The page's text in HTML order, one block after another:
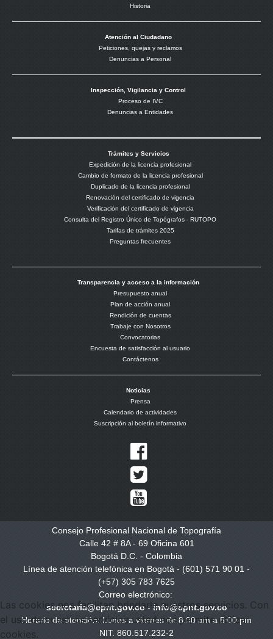
Historia
Atención al Ciudadano
Peticiones, quejas y reclamos
Denuncias a Personal
Inspección, Vigilancia y Control
Proceso de IVC
Denuncias a Entidades
Trámites y Servicios
Expedición de la licencia profesional
Cambio de formato de la licencia profesional
Duplicado de la licencia profesional
Renovación del certificado de vigencia
Verificación del certificado de vigencia
Consulta del Registro Único de Topógrafos - RUTOPO
Tarifas de trámites 2025
Preguntas frecuentes
Transparencia y acceso a la información
Presupuesto anual
Plan de acción anual
Rendición de cuentas
Trabaje con Nosotros
Convocatorias
Encuesta de satisfacción al usuario
Contáctenos
Noticias
Prensa
Calendario de actividades
Suscripción al boletín informativo
Consejo Profesional Nacional de Topografía
Calle 42 # 8A - 69 Oficina 601
Bogotá D.C. - Colombia
Línea de atención telefónica en Bogotá - (601) 571 90 01 -
(+57) 305 783 7625
Correo electrónico:
secretaria@cpnt.gov.co-info@cpnt.gov.co
Horario de atención: Lunes a viernes de 8:00 am a 5:00 pm
NIT. 860.517.232-2
Las cookies nos facilitan brindarle nuestros servicios. Con
el uso de nuestros servicios usted nos permite utilizar
cookies.